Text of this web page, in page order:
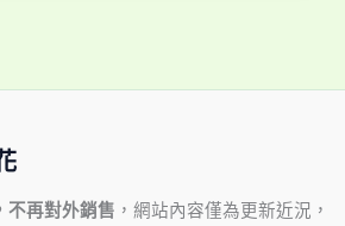
不再對外銷售 ，網站內容僅為更新近況，